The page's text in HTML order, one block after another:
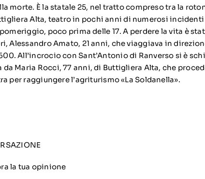
morte. È la statale 25, nel tratto compreso tra la
Alta, teatro in pochi anni di numerosi incidenti
poco prima delle 17. A perdere la vita è
Alessandro Amato, 21 anni, che viaggiava in
All’incrocio con Sant’Antonio di Ranverso si è
Maria Rocci, 77 anni, di Buttigliera Alta, che
per raggiungere l’agriturismo «La Soldanella».
la tua opinione